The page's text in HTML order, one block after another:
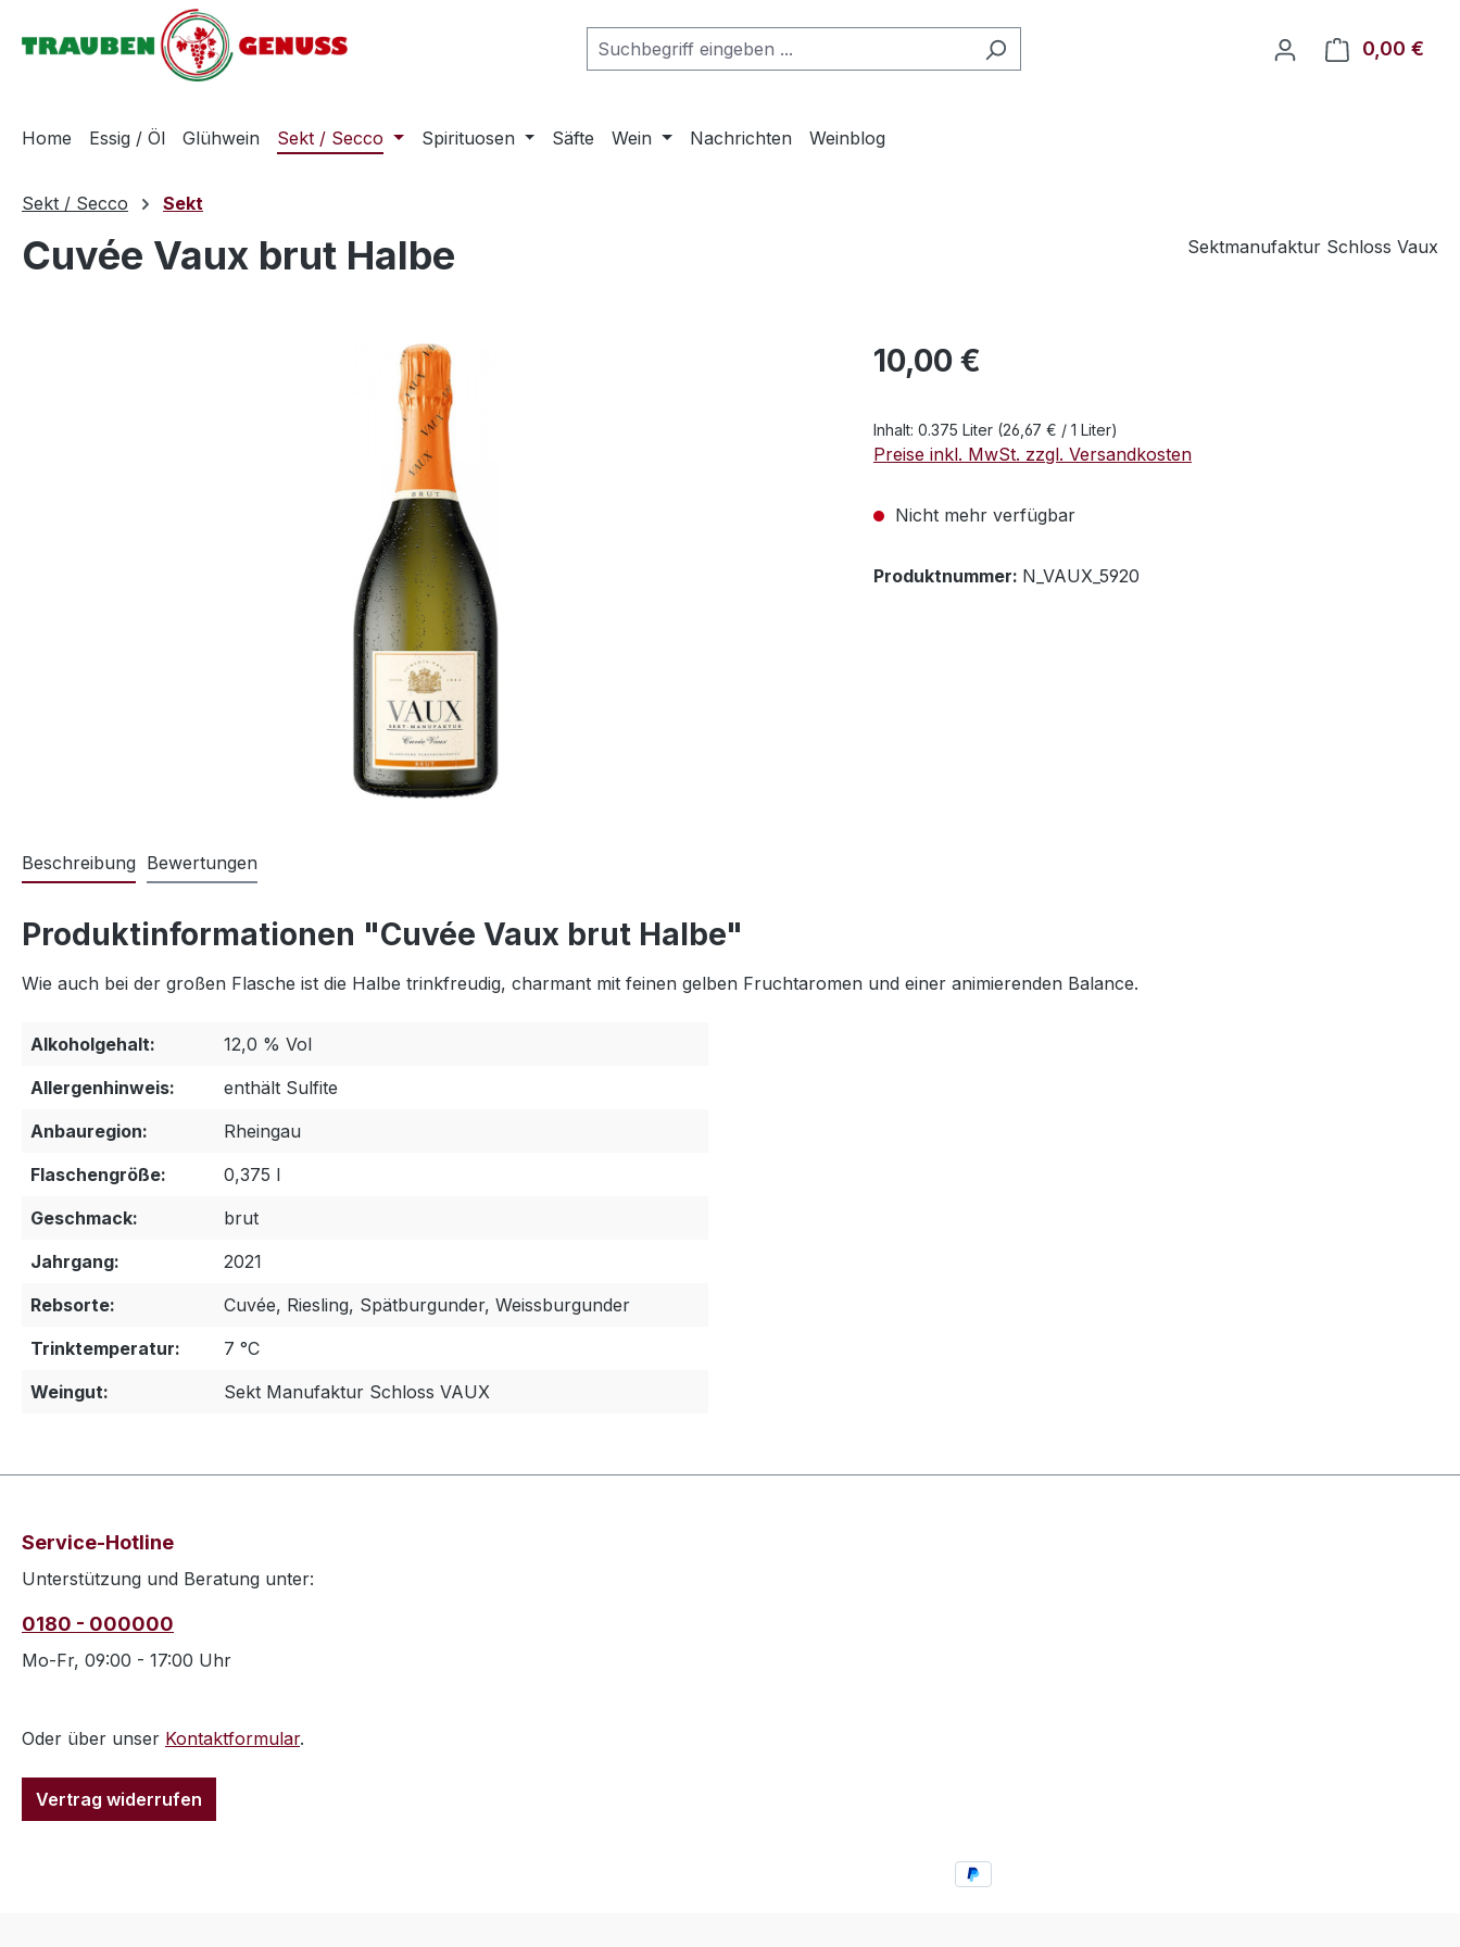
Hauptinhalt springen
Zur Suche springen
Zur Hauptnavigation springen
0,00 €
Home Essig / Öl Glühwein Sekt / Secco Spirituosen Säfte Wein Nachrichten Weinblog
Sekt / Secco Sekt
Cuvée Vaux brut Halbe Sektmanufaktur Schloss Vaux
Regulärer Preis:
10,00 €
Inhalt: 0.375 Liter (26,67 € / 1 Liter)
Preise inkl. MwSt. zzgl. Versandkosten
Nicht mehr verfügbar
Produktnummer: N_VAUX_5920
Beschreibung Bewertungen
Produktinformationen "Cuvée Vaux brut Halbe"
Wie auch bei der großen Flasche ist die Halbe trinkfreudig, charmant mit feinen gelben Fruchtaromen und einer animierenden Balance.
Alkoholgehalt:
12,0 % Vol
Allergenhinweis:
enthält Sulfite
Anbauregion:
Rheingau
Flaschengröße:
0,375 l
Geschmack:
brut
Jahrgang:
2021
Rebsorte:
Cuvée, Riesling, Spätburgunder, Weissburgunder
Trinktemperatur:
7 °C
Weingut:
Sekt Manufaktur Schloss VAUX
Service-Hotline
Unterstützung und Beratung unter:
0180 - 000000
Mo-Fr, 09:00 - 17:00 Uhr
Oder über unser Kontaktformular.
Vertrag widerrufen